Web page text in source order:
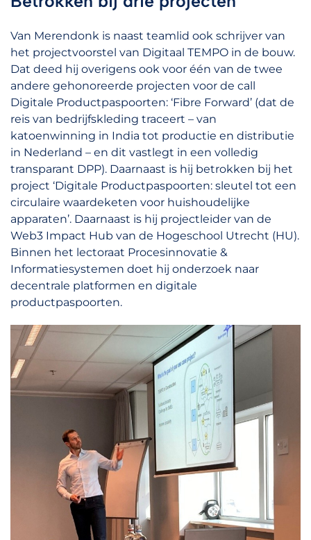
Van Merendonk is naast teamlid ook schrijver van
het projectvoorstel van Digitaal TEMPO in de bouw.
Dat deed hij overigens ook voor één van de twee
andere gehonoreerde projecten voor de call
Digitale Productpaspoorten: ‘Fibre Forward’ (dat de
reis van bedrijfskleding traceert – van
katoenwinning in India tot productie en distributie
in Nederland – en dit vastlegt in een volledig
transparant DPP). Daarnaast is hij betrokken bij het
project ‘Digitale Productpaspoorten: sleutel tot een
circulaire waardeketen voor huishoudelijke
apparaten’. Daarnaast is hij projectleider van de
Web3 Impact Hub van de Hogeschool Utrecht (HU).
Binnen het lectoraat Procesinnovatie &
Informatiesystemen doet hij onderzoek naar
decentrale platformen en digitale
productpaspoorten.